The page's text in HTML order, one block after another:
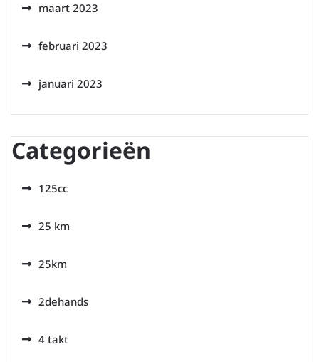
maart 2023
februari 2023
januari 2023
Categorieën
125cc
25 km
25km
2dehands
4 takt